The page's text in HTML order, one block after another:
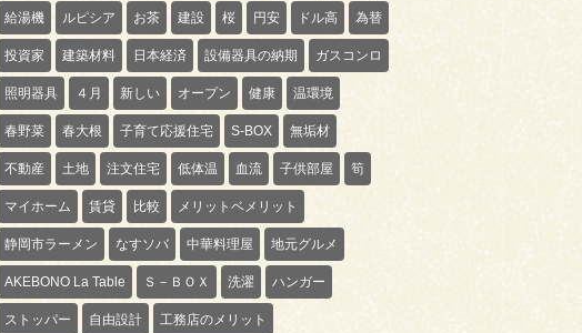
給湯機 ルピシア お茶 建設 桜 円安 ドル高 為替
投資家 建築材料 日本経済 設備器具の納期 ガスコンロ
照明器具 ４月 新しい オープン 健康 温環境
春野菜 春大根 子育て応援住宅 S-BOX 無垢材
不動産 土地 注文住宅 低体温 血流 子供部屋 筍
マイホーム 賃貸 比較 メリットベメリット
静岡市ラーメン なすソバ 中華料理屋 地元グルメ
AKEBONO La Table Ｓ－ＢＯＸ 洗濯 ハンガー
ストッパー 自由設計 工務店のメリット